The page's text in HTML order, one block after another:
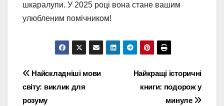
шкаралупи. У 2025 році вона стане вашим
улюбленим помічником!
Навігація
записів
Найкращі історичні
книги: подорож у
минуле
Найскладніші мови
світу: виклик для
розуму